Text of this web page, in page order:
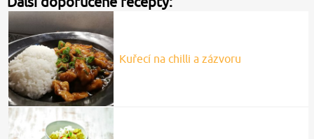
Kuřecí na chilli a zázvoru